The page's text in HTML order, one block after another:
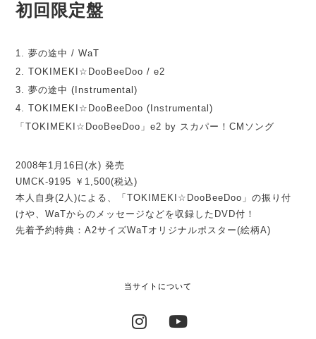
初回限定盤
1. 夢の途中 / WaT
2. TOKIMEKI☆DooBeeDoo / e2
3. 夢の途中 (Instrumental)
4. TOKIMEKI☆DooBeeDoo (Instrumental)
「TOKIMEKI☆DooBeeDoo」e2 by スカパー！CMソング
2008年1月16日(水) 発売
UMCK-9195 ￥1,500(税込)
本人自身(2人)による、「TOKIMEKI☆DooBeeDoo」の振り付
けや、WaTからのメッセージなどを収録したDVD付！
先着予約特典：A2サイズWaTオリジナルポスター(絵柄A)
当サイトについて
InstagramYouTube